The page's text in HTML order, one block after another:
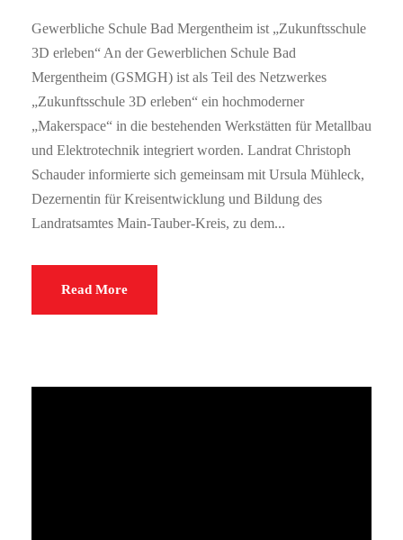
Gewerbliche Schule Bad Mergentheim ist „Zukunftsschule
3D erleben“ An der Gewerblichen Schule Bad
Mergentheim (GSMGH) ist als Teil des Netzwerkes
„Zukunftsschule 3D erleben“ ein hochmoderner
„Makerspace“ in die bestehenden Werkstätten für Metallbau
und Elektrotechnik integriert worden. Landrat Christoph
Schauder informierte sich gemeinsam mit Ursula Mühleck,
Dezernentin für Kreisentwicklung und Bildung des
Landratsamtes Main-Tauber-Kreis, zu dem...
Read More